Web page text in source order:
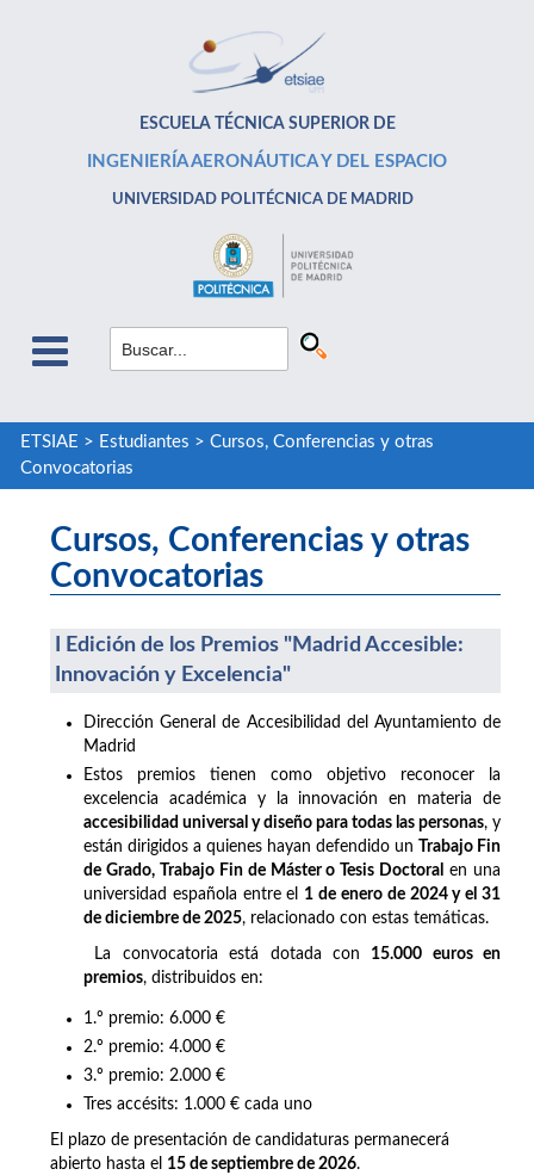
ESCUELA TÉCNICA SUPERIOR DE
INGENIERÍA AERONÁUTICA Y DEL ESPACIO
UNIVERSIDAD POLITÉCNICA DE MADRID
ETSIAE > Estudiantes > Cursos, Conferencias y otras
Convocatorias
Cursos, Conferencias y otras
Convocatorias
I Edición de los Premios "Madrid Accesible:
Innovación y Excelencia"
Dirección General de Accesibilidad del Ayuntamiento de
Madrid
Estos premios tienen como objetivo reconocer la
excelencia académica y la innovación en materia de
accesibilidad universal y diseño para todas las personas, y
están dirigidos a quienes hayan defendido un Trabajo Fin
de Grado, Trabajo Fin de Máster o Tesis Doctoral en una
universidad española entre el 1 de enero de 2024 y el 31
de diciembre de 2025, relacionado con estas temáticas.
La convocatoria está dotada con 15.000 euros en
premios, distribuidos en:
1.º premio: 6.000 €
2.º premio: 4.000 €
3.º premio: 2.000 €
Tres accésits: 1.000 € cada uno
El plazo de presentación de candidaturas permanecerá
abierto hasta el 15 de septiembre de 2026.